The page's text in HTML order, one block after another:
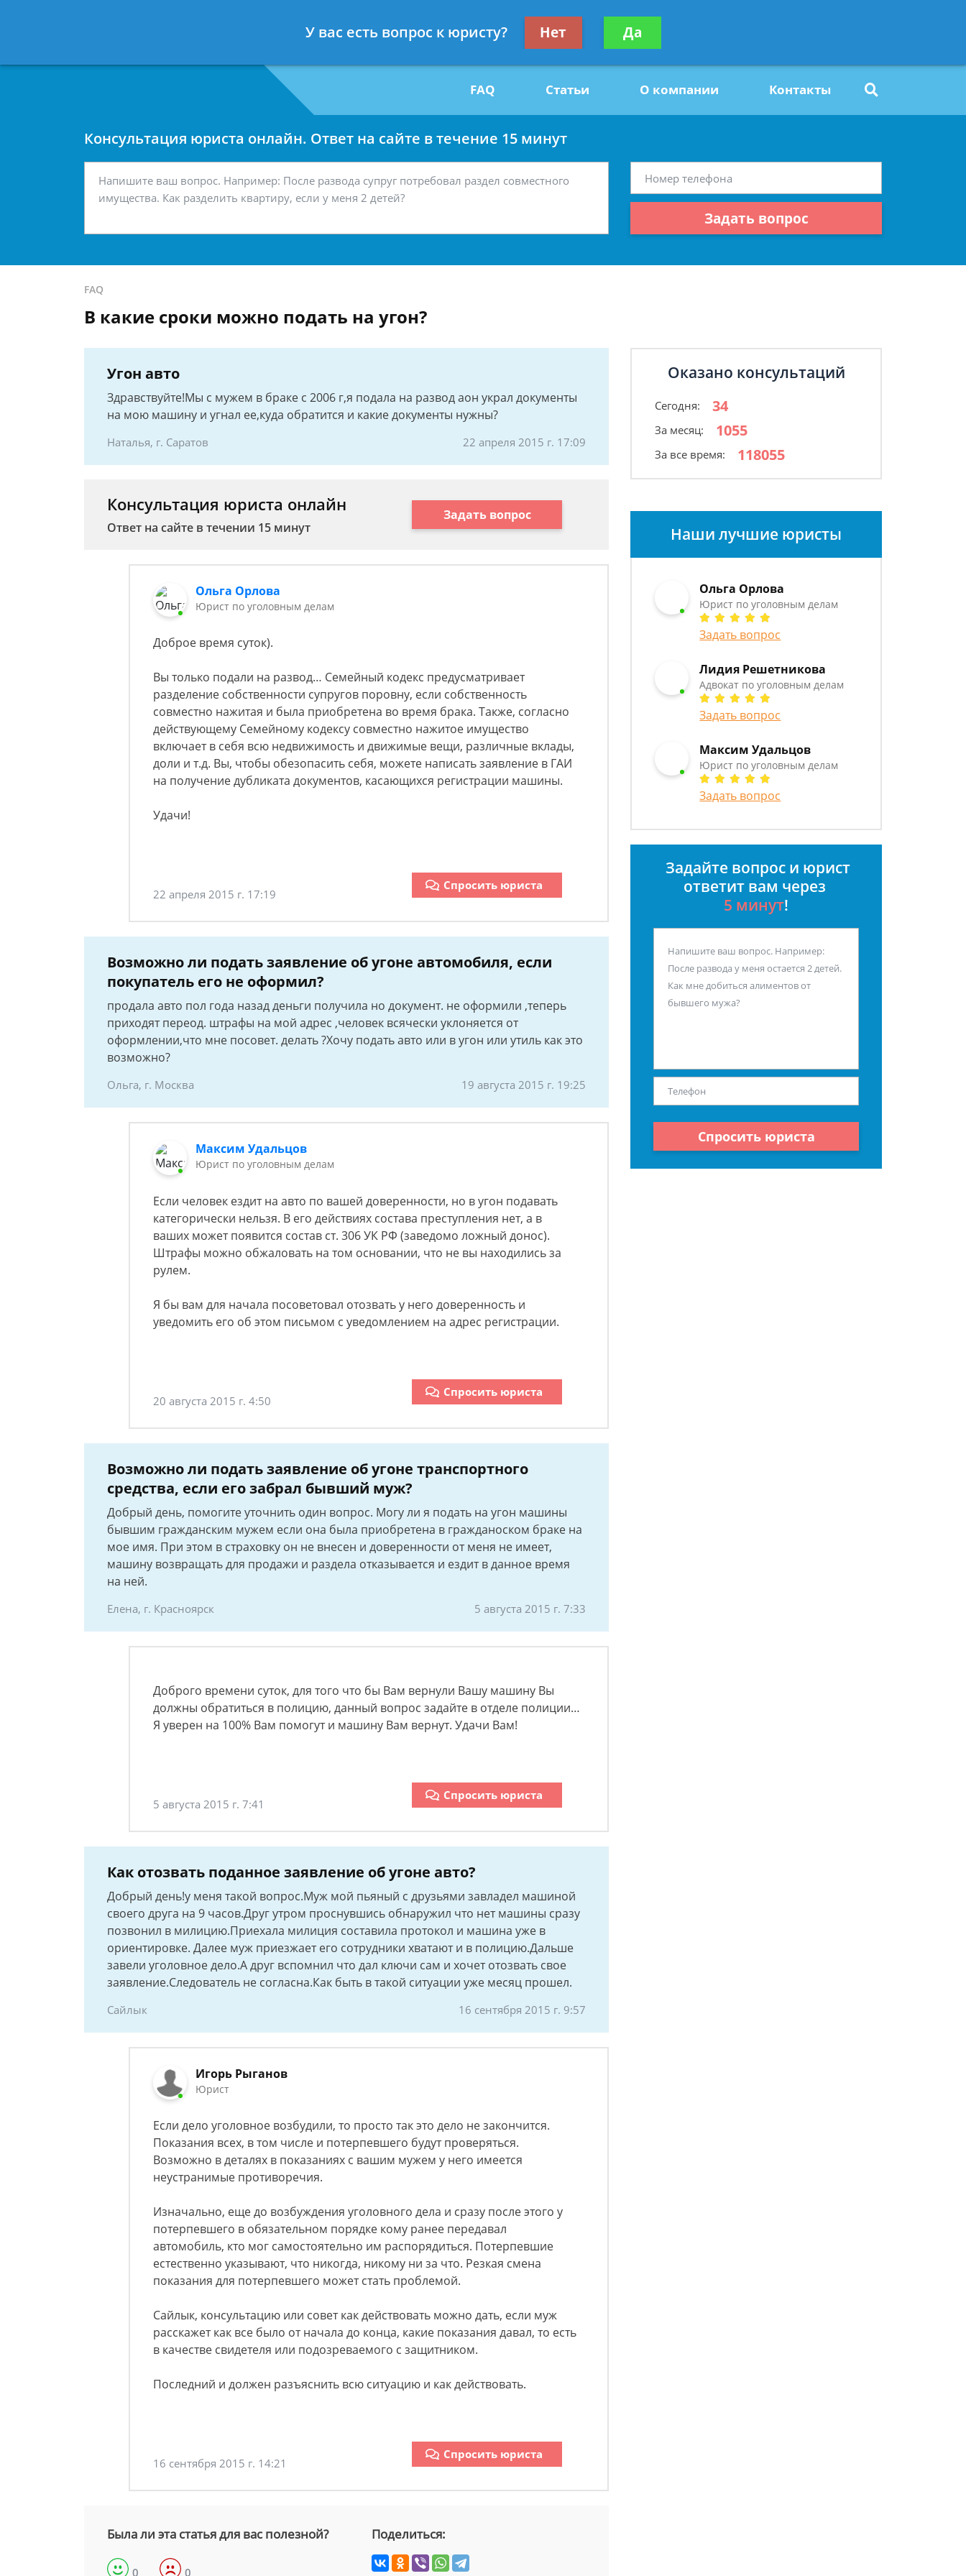
7 812 467-34-29
Получите консультацию
бесплатно
FAQ Статьи О компании Контакты
Консультация юриста онлайн. Ответ на сайте в течение 15 минут
Задать вопрос
FAQ
В какие сроки можно подать на угон?
Угон авто
Здравствуйте!Мы с мужем в браке с 2006 г,я подала на развод аон украл документы
на мою машину и угнал ее,куда обратится и какие документы нужны?
Наталья, г. Саратов 22 апреля 2015 г. 17:09
Консультация юриста онлайн
Ответ на сайте в течении 15 минут
Задать вопрос
Ольга Орлова
Юрист по уголовным делам
Доброе время суток).
Вы только подали на развод… Семейный кодекс предусматривает
разделение собственности супругов поровну, если собственность
совместно нажитая и была приобретена во время брака. Также, согласно
действующему Семейному кодексу совместно нажитое имущество
включает в себя всю недвижимость и движимые вещи, различные вклады,
доли и т.д. Вы, чтобы обезопасить себя, можете написать заявление в ГАИ
на получение дубликата документов, касающихся регистрации машины.
Удачи!
22 апреля 2015 г. 17:19
Спросить юриста
Возможно ли подать заявление об угоне автомобиля, если
покупатель его не оформил?
продала авто пол года назад деньги получила но документ. не оформили ,теперь
приходят переод. штрафы на мой адрес ,человек всячески уклоняется от
оформлении,что мне посовет. делать ?Хочу подать авто или в угон или утиль как это
возможно?
Ольга, г. Москва 19 августа 2015 г. 19:25
Максим Удальцов
Юрист по уголовным делам
Если человек ездит на авто по вашей доверенности, но в угон подавать
категорически нельзя. В его действиях состава преступления нет, а в
ваших может появится состав ст. 306 УК РФ (заведомо ложный донос).
Штрафы можно обжаловать на том основании, что не вы находились за
рулем.
Я бы вам для начала посоветовал отозвать у него доверенность и
уведомить его об этом письмом с уведомлением на адрес регистрации.
20 августа 2015 г. 4:50
Спросить юриста
Возможно ли подать заявление об угоне транспортного
средства, если его забрал бывший муж?
Добрый день, помогите уточнить один вопрос. Могу ли я подать на угон машины
бывшим гражданским мужем если она была приобретена в гражданоском браке на
мое имя. При этом в страховку он не внесен и доверенности от меня не имеет,
машину возвращать для продажи и раздела отказывается и ездит в данное время
на ней.
Елена, г. Красноярск 5 августа 2015 г. 7:33
Доброго времени суток, для того что бы Вам вернули Вашу машину Вы
должны обратиться в полицию, данный вопрос задайте в отделе полиции…
Я уверен на 100% Вам помогут и машину Вам вернут. Удачи Вам!
5 августа 2015 г. 7:41
Спросить юриста
Как отозвать поданное заявление об угоне авто?
Добрый день!у меня такой вопрос.Муж мой пьяный с друзьями завладел машиной
своего друга на 9 часов.Друг утром проснувшись обнаружил что нет машины сразу
позвонил в милицию.Приехала милиция составила протокол и машина уже в
ориентировке. Далее муж приезжает его сотрудники хватают и в полицию.Дальше
завели уголовное дело.А друг вспомнил что дал ключи сам и хочет отозвать свое
заявление.Следователь не согласна.Как быть в такой ситуации уже месяц прошел.
Сайлык 16 сентября 2015 г. 9:57
Игорь Рыганов
Юрист
Если дело уголовное возбудили, то просто так это дело не закончится.
Показания всех, в том числе и потерпевшего будут проверяться.
Возможно в деталях в показаниях с вашим мужем у него имеется
неустранимые противоречия.
Изначально, еще до возбуждения уголовного дела и сразу после этого у
потерпевшего в обязательном порядке кому ранее передавал
автомобиль, кто мог самостоятельно им распорядиться. Потерпевшие
естественно указывают, что никогда, никому ни за что. Резкая смена
показания для потерпевшего может стать проблемой.
Сайлык, консультацию или совет как действовать можно дать, если муж
расскажет как все было от начала до конца, какие показания давал, то есть
в качестве свидетеля или подозреваемого с защитником.
Последний и должен разъяснить всю ситуацию и как действовать.
16 сентября 2015 г. 14:21
Спросить юриста
Была ли эта статья для вас полезной?
0 0
Поделиться:
Оказано консультаций
Сегодня: 34
За месяц: 1055
За все время: 118055
Наши лучшие юристы
Ольга Орлова
Юрист по уголовным делам
Задать вопрос
Лидия Решетникова
Адвокат по уголовным делам
Задать вопрос
Максим Удальцов
Юрист по уголовным делам
Задать вопрос
Задайте вопрос и юрист
ответит вам через
5 минут!
Спросить юриста
У вас есть вопрос к юристу? Нет Да